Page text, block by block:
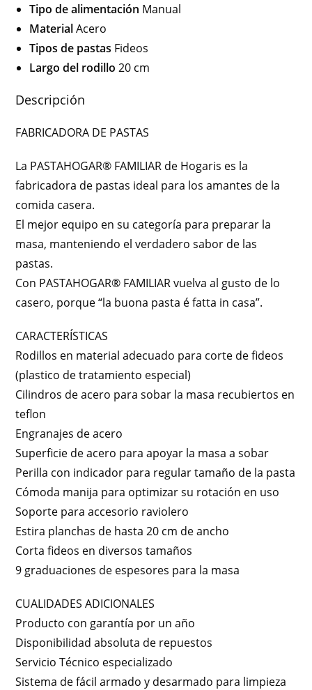
Tipo de alimentación Manual
MaterialAcero
Tipos de pastas Fideos
Largo del rodillo 20 cm
Descripción
FABRICADORA DE PASTAS
La PASTAHOGAR® FAMILIAR de Hogaris es la
fabricadora de pastas ideal para los amantes de la
comida casera.
El mejor equipo en su categoría para preparar la
masa, manteniendo el verdadero sabor de las
pastas.
Con PASTAHOGAR® FAMILIAR vuelva al gusto de lo
casero, porque “la buona pasta é fatta in casa”.
CARACTERÍSTICAS
Rodillos en material adecuado para corte de fideos
(plastico de tratamiento especial)
Cilindros de acero para sobar la masa recubiertos en
teflon
Engranajes de acero
Superficie de acero para apoyar la masa a sobar
Perilla con indicador para regular tamaño de la pasta
Cómoda manija para optimizar su rotación en uso
Soporte para accesorio raviolero
Estira planchas de hasta 20 cm de ancho
Corta fideos en diversos tamaños
9 graduaciones de espesores para la masa
CUALIDADES ADICIONALES
Producto con garantía por un año
Disponibilidad absoluta de repuestos
Servicio Técnico especializado
Sistema de fácil armado y desarmado para limpieza